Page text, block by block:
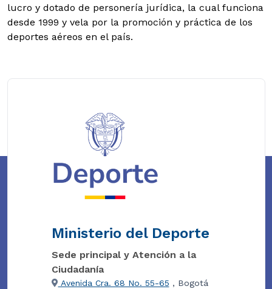
lucro y dotado de personería jurídica, la cual funciona
desde 1999 y vela por la promoción y práctica de los
deportes aéreos en el país.
Ministerio del Deporte
Sede principal y Atención a la
Ciudadanía
Avenida Cra. 68 No. 55-65 , Bogotá